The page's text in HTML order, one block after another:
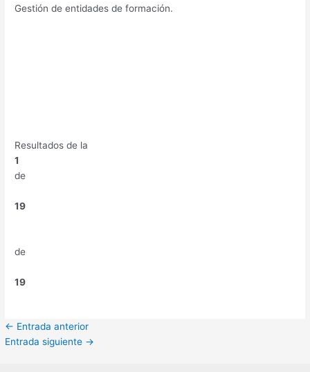
Gestión de entidades de formación.
Resultados de la
1
de
19
de
19
← Entrada anterior
Entrada siguiente →